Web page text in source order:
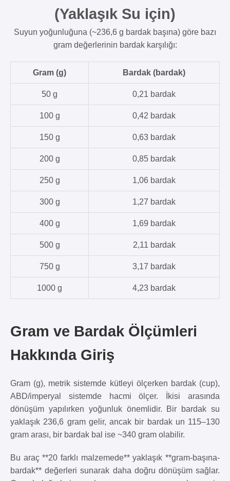
(Yaklaşık Su için)
Suyun yoğunluğuna (~236,6 g bardak başına) göre bazı
gram değerlerinin bardak karşılığı:
Gram (g) Bardak (bardak)
50 g 0,21 bardak
100 g 0,42 bardak
150 g 0,63 bardak
200 g 0,85 bardak
250 g 1,06 bardak
300 g 1,27 bardak
400 g 1,69 bardak
500 g 2,11 bardak
750 g 3,17 bardak
1000 g 4,23 bardak
Gram ve Bardak Ölçümleri
Hakkında Giriş
Gram (g), metrik sistemde kütleyi ölçerken bardak (cup),
ABD/imperyal sistemde hacmi ölçer. İkisi arasında
dönüşüm yapılırken yoğunluk önemlidir. Bir bardak su
yaklaşık 236,6 gram gelir, ancak bir bardak un 115–130
gram arası, bir bardak bal ise ~340 gram olabilir.
Bu araç **20 farklı malzemede** yaklaşık **gram-başına-
bardak** değerleri sunarak daha doğru dönüşüm sağlar.